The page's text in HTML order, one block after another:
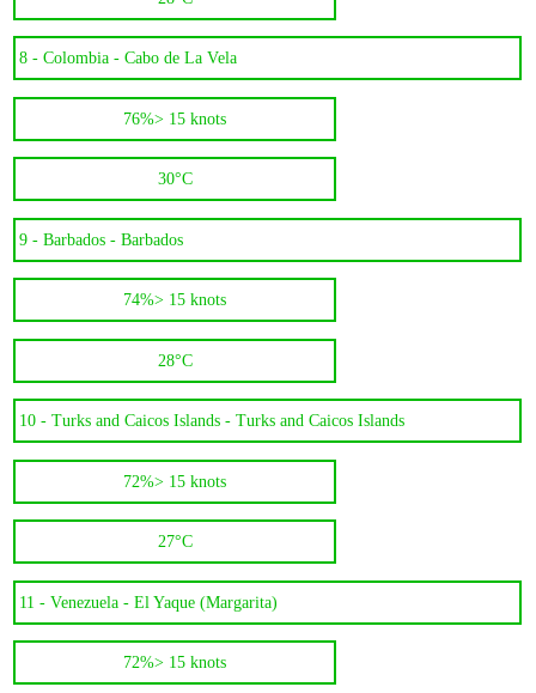
8 -Colombia - Cabo de La Vela
76%> 15 knots
30°C
9 -Barbados - Barbados
74%> 15 knots
28°C
10 -Turks and Caicos Islands - Turks and Caicos Islands
72%> 15 knots
27°C
11 -Venezuela - El Yaque (Margarita)
72%> 15 knots